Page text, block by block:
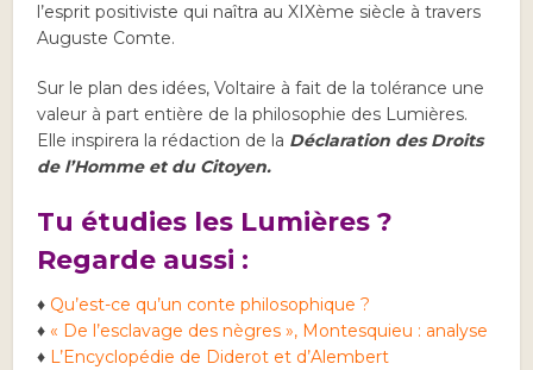
l’esprit positiviste qui naîtra au XIXème siècle à travers
Auguste Comte.
Sur le plan des idées, Voltaire à fait de la tolérance une
valeur à part entière de la philosophie des Lumières.
Elle inspirera la rédaction de la Déclaration des Droits
de l’Homme et du Citoyen.
Tu étudies les Lumières ?
Regarde aussi :
♦ Qu’est-ce qu’un conte philosophique ?
♦ « De l’esclavage des nègres », Montesquieu : analyse
♦ L’Encyclopédie de Diderot et d’Alembert